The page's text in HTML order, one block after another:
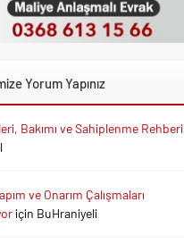
Yorum Yapınız
Bakımı ve Sahiplenme Rehberi
ve Onarım Çalışmaları
için BuHraniyeli